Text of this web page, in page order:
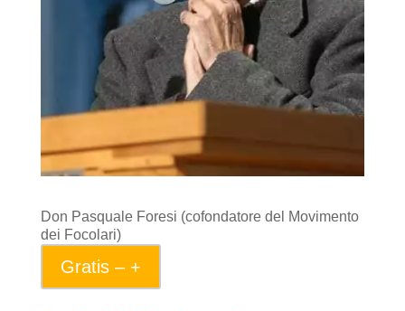
Don Pasquale Foresi (cofondatore del Movimento
dei Focolari)
Gratis – +